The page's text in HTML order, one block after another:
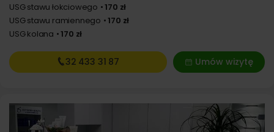
USG stawu łokciowego
170 zł
USG stawu ramiennego
170 zł
USG kolana
170 zł
Umów wizytę
32 433 31 87